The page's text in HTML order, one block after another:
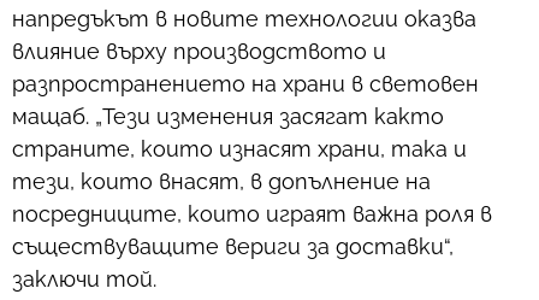
напредъкът в новите технологии оказва
влияние върху производството и
разпространението на храни в световен
мащаб. „Тези изменения засягат както
страните, които изнасят храни, така и
тези, които внасят, в допълнение на
посредниците, които играят важна роля в
съществуващите вериги за доставки“,
заключи той.